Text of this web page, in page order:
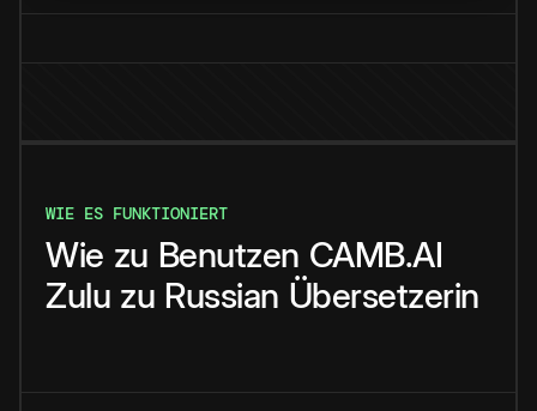
WIE ES FUNKTIONIERT
Wie zu Benutzen CAMB.AI
Zulu zu Russian Übersetzerin